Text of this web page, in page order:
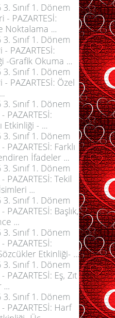
Sınıf 1. Dönem
- PAZARTESİ:
Noktalama ...
Sınıf 1. Dönem
PAZARTESİ:
-Grafik Okuma ...
Sınıf 1. Dönem
PAZARTESİ: Özel
Sınıf 1. Dönem
PAZARTESİ:
Etkinliği - ...
Sınıf 1. Dönem
Farklı
İfadeler ...
Sınıf 1. Dönem
Tekil
...
Sınıf 1. Dönem
Başlık,
...
Sınıf 1. Dönem
PAZARTESİ:
Etkinliği- ...
Sınıf 1. Dönem
Eş, Zıt
...
Sınıf 1. Dönem
PAZARTESİ: Harf